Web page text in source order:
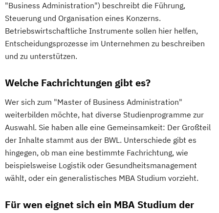
"Business Administration") beschreibt die Führung,
Steuerung und Organisation eines Konzerns.
Betriebswirtschaftliche Instrumente sollen hier helfen,
Entscheidungsprozesse im Unternehmen zu beschreiben
und zu unterstützen.
Welche Fachrichtungen gibt es?
Wer sich zum "Master of Business Administration"
weiterbilden möchte, hat diverse Studienprogramme zur
Auswahl. Sie haben alle eine Gemeinsamkeit: Der Großteil
der Inhalte stammt aus der BWL. Unterschiede gibt es
hingegen, ob man eine bestimmte Fachrichtung, wie
beispielsweise Logistik oder Gesundheitsmanagement
wählt, oder ein generalistisches MBA Studium vorzieht.
Für wen eignet sich ein MBA Studium der